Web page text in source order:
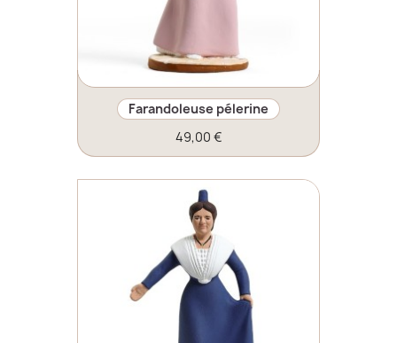
Farandoleuse pélerine
49,00 €